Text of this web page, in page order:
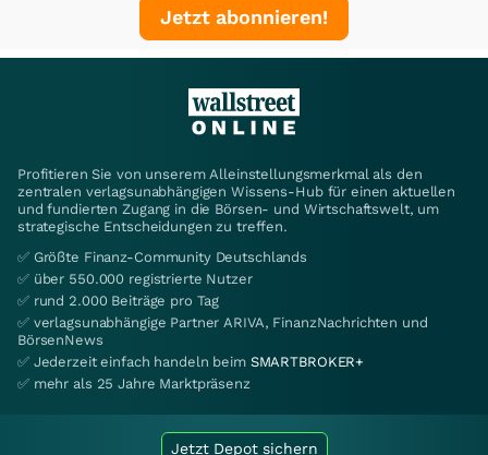
Jetzt abonnieren!
Profitieren Sie von unserem Alleinstellungsmerkmal als den
zentralen verlagsunabhängigen Wissens-Hub für einen aktuellen
und fundierten Zugang in die Börsen- und Wirtschaftswelt, um
strategische Entscheidungen zu treffen.
✅ Größte Finanz-Community Deutschlands
✅ über 550.000 registrierte Nutzer
✅ rund 2.000 Beiträge pro Tag
✅ verlagsunabhängige Partner ARIVA, FinanzNachrichten und
BörsenNews
✅ Jederzeit einfach handeln beim SMARTBROKER+
✅ mehr als 25 Jahre Marktpräsenz
Jetzt Depot sichern